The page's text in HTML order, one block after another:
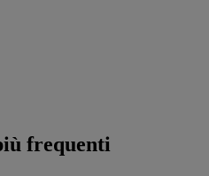
frequenti